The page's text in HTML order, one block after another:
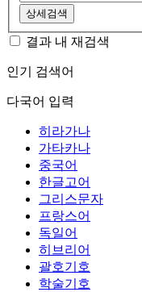
상세검색
결과 내 재검색
인기 검색어
다국어 입력
히라가나
가타카나
중국어
한글고어
그리스문자
프랑스어
독일어
히브리어
괄호기호
학술기호